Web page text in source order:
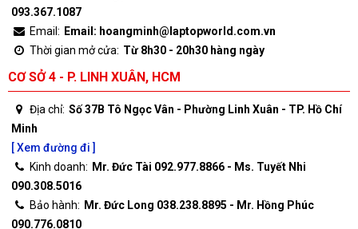
093.367.1087
Email: Email: hoangminh@laptopworld.com.vn
Thời gian mở cửa: Từ 8h30 - 20h30 hàng ngày
CƠ SỞ 4 - P. LINH XUÂN, HCM
Địa chỉ: Số 37B Tô Ngọc Vân - Phường Linh Xuân - TP. Hồ Chí
Minh
[ Xem đường đi ]
Kinh doanh: Mr. Đức Tài 092.977.8866 - Ms. Tuyết Nhi
090.308.5016
Bảo hành: Mr. Đức Long 038.238.8895 - Mr. Hồng Phúc
090.776.0810